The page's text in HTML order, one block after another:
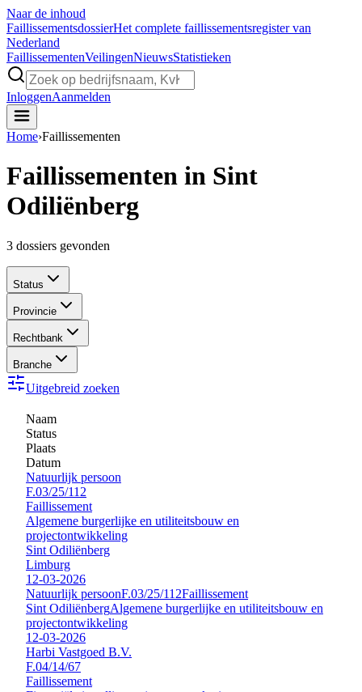
Naar de inhoud
FaillissementsdossierHet complete faillissementsregister van
Nederland
FaillissementenVeilingenNieuwsStatistieken
InloggenAanmelden
Home›Faillissementen
Faillissementen in Sint
Odiliënberg
3 dossiers gevonden
Status
Provincie
Rechtbank
Branche
Uitgebreid zoeken
Naam
Status
Plaats
Datum
Natuurlijk persoon
F.03/25/112
Faillissement
Algemene burgerlijke en utiliteitsbouw en
projectontwikkeling
Sint Odiliënberg
Limburg
12-03-2026
Natuurlijk persoonF.03/25/112Faillissement
Sint OdiliënbergAlgemene burgerlijke en utiliteitsbouw en
projectontwikkeling
12-03-2026
Harbi Vastgoed B.V.
F.04/14/67
Faillissement